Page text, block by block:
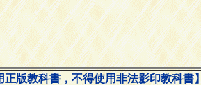
版教科書，不得使用非法影印教科書】